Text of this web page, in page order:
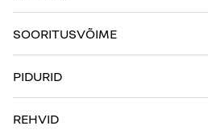
SOORITUSVÕIME
PIDURID
REHVID